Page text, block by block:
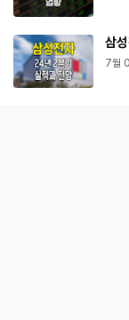
삼
7월